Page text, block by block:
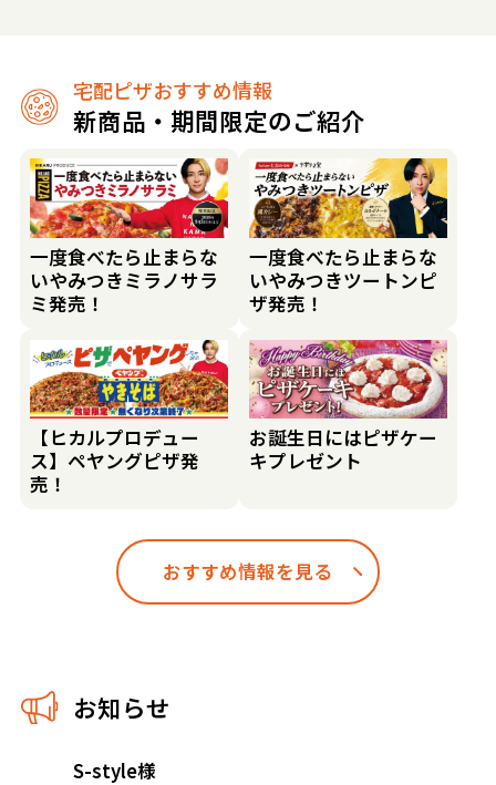
宅配ピザおすすめ情報
新商品・期間限定のご紹介
一度食べたら止まらな
いやみつきミラノサラ
ミ発売！
一度食べたら止まらな
いやみつきツートンピ
ザ発売！
【ヒカルプロデュー
ス】ペヤングピザ発
売！
お誕生日にはピザケー
キプレゼント
おすすめ情報を見る
お知らせ
S-style様